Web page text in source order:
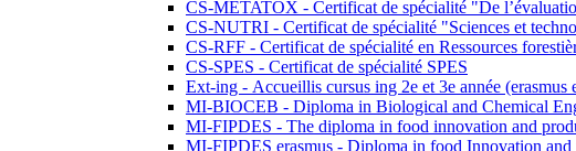
CS-METATOX - Certificat de spécialité "De
CS-NUTRI - Certificat de spécialité "Sciences et
CS-RFF - Certificat de spécialité en Ressources
CS-SPES - Certificat de spécialité SPES
Ext-ing - Accueillis cursus ing 2e et 3e année (erasmus
MI-BIOCEB - Diploma in Biological and Chemical
MI-FIPDES - The diploma in food innovation and
MI-FIPDES erasmus - Diploma in food Innovation